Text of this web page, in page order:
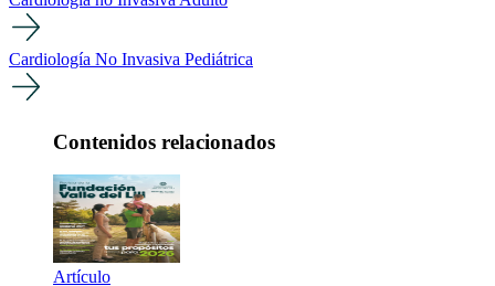
Cardiología No Invasiva Pediátrica
Contenidos relacionados
Artículo